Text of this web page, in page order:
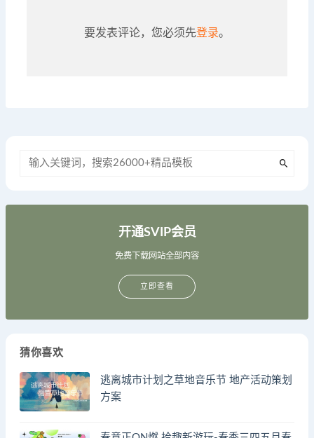
要发表评论，您必须先登录。
开通SVIP会员
免费下载网站全部内容
立即查看
猜你喜欢
逃离城市计划之草地音乐节 地产活动策划
方案